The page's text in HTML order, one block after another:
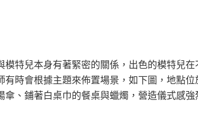
特兒本身有著緊密的關係，出色的模特兒在
有時會根據主題來佈置場景，如下圖，地點
、鋪著白桌巾的餐桌與蠟燭，營造儀式感強